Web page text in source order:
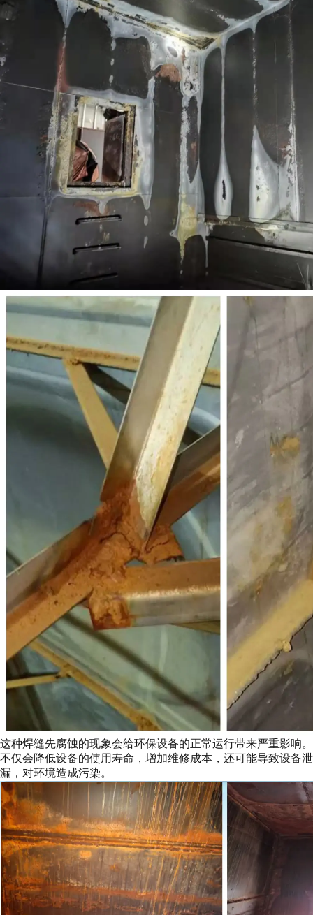
这种焊缝先腐蚀的现象会给环保设备的正常运行带来严重影响。
不仅会降低设备的使用寿命，增加维修成本，还可能导致设备泄
漏，对环境造成污染。